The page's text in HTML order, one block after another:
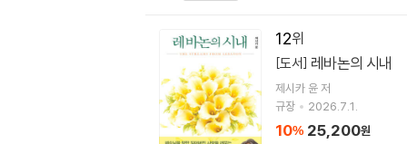
12
[도서] 레바논의 시내
제시카 윤저
규장
2026.7.1.
10% 25,200원